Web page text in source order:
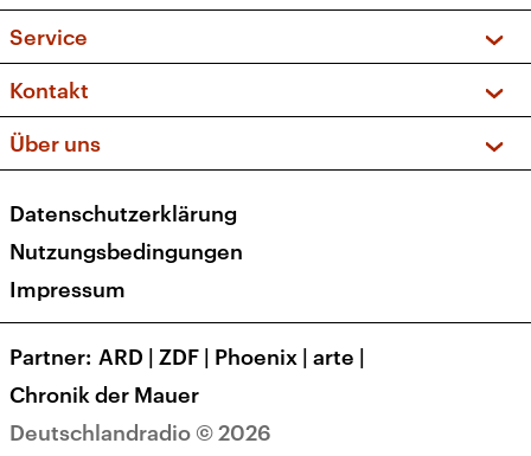
Sendungen und Podcasts
Musikliste
Kakadu – Das Kinderprogramm
Frequenzen (UKW + DAB+)
Service
FAQ
Apps
Newsletter
Veranstaltungen
Kontakt
Social Media
Über uns
Presse
Karriere
Transparenz
Deutschlandradio © 2026
Datenschutzerklärung
Nutzungsbedingungen
Impressum
Partner ARD | ZDF | Phoenix | arte |
Chronik der Mauer